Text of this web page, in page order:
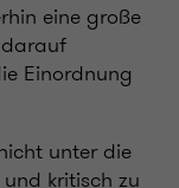
eine große
darauf
Einordnung
unter die
kritisch zu